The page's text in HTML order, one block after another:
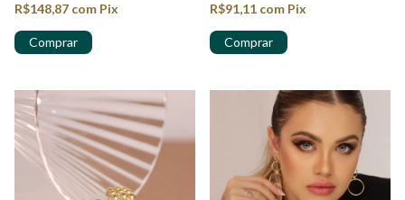
R$148,87 com Pix R$91,11 com Pix